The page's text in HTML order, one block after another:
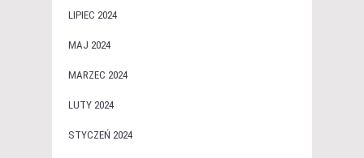
LIPIEC 2024
MAJ 2024
MARZEC 2024
LUTY 2024
STYCZEŃ 2024